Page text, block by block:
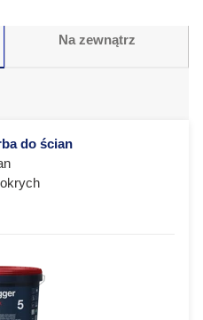
Na zewnątrz
do ścian